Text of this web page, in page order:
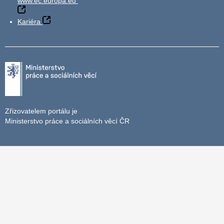
Kariéra
Zřizovatelem portálu je
Ministerstvo práce a sociálních věcí ČR